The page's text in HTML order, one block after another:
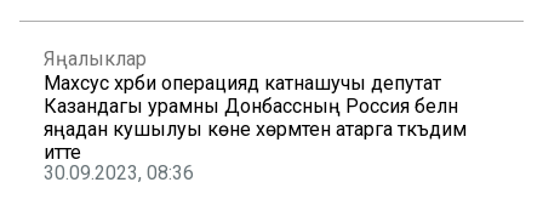
Яңалыклар
Махсус хәрби операциядә катнашучы депутат
Казандагы урамны Донбассның Россия белән
яңадан кушылуы көне хөрмәтенә атарга тәкъдим
итте
30.09.2023, 08:36